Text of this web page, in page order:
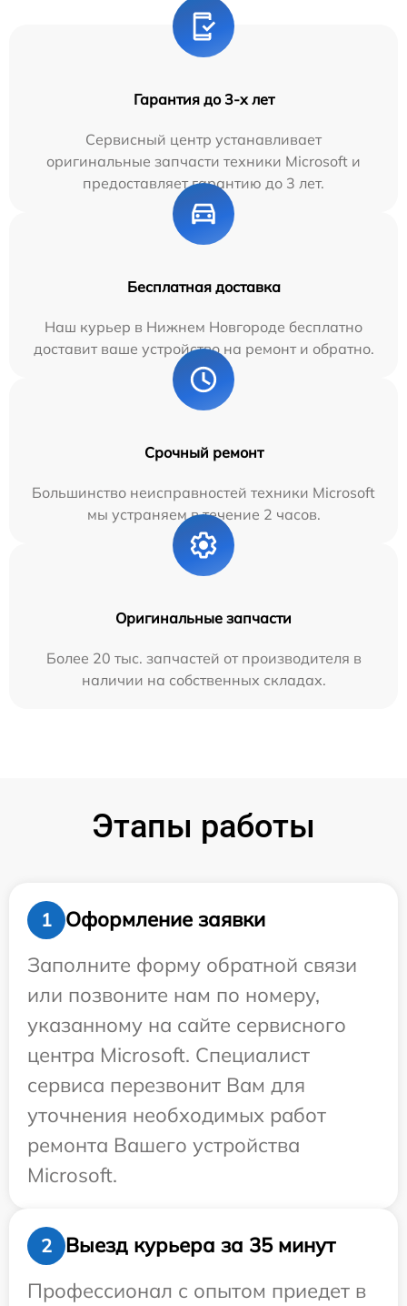
Гарантия до 3-х лет
Сервисный центр устанавливает
оригинальные запчасти техники Microsoft и
предоставляет гарантию до 3 лет.
Бесплатная доставка
Наш курьер в Нижнем Новгороде бесплатно
доставит ваше устройство на ремонт и обратно.
Срочный ремонт
Большинство неисправностей техники Microsoft
мы устраняем в течение 2 часов.
Оригинальные запчасти
Более 20 тыс. запчастей от производителя в
наличии на собственных складах.
Этапы работы
1
Оформление заявки
Заполните форму обратной связи
или позвоните нам по номеру,
указанному на сайте сервисного
центра Microsoft. Специалист
сервиса перезвонит Вам для
уточнения необходимых работ
ремонта Вашего устройства
Microsoft.
2
Выезд курьера за 35 минут
Профессионал с опытом приедет в